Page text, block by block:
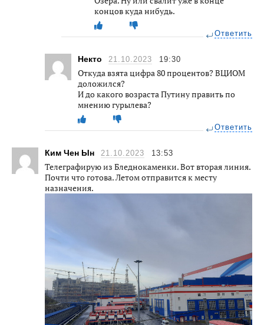
концов куда нибудь.
Ответить
Некто 21.10.2023 19:30
Откуда взята цифра 80 процентов? ВЦИОМ
доложился?
И до какого возраста Путину править по
мнению гурылева?
Ответить
Ким Чен Ын 21.10.2023 13:53
Телеграфирую из Бледнокаменки. Вот вторая линия.
Почти что готова. Летом отправится к месту
назначения.